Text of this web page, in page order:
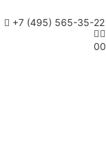
+7 (495) 565-35-22
00